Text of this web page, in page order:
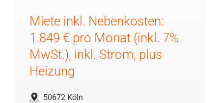
Miete inkl. Nebenkosten:
1.849 € pro Monat (inkl. 7%
MwSt.), inkl. Strom, plus
Heizung
50672 Köln